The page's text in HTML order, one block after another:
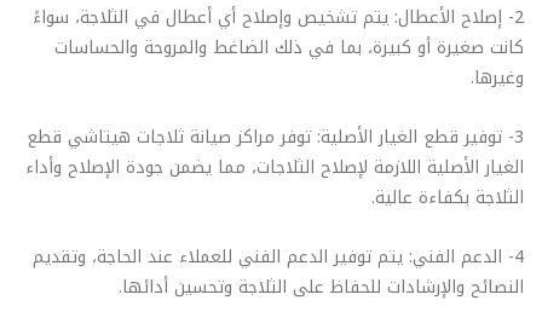
2- إصلاح الأعطال: يتم تشخيص وإصلاح أي أعطال في الثلاجة، سواءً
كانت صغيرة أو كبيرة، بما في ذلك الضاغط والمروحة والحساسات
وغيرها.
3- توفير قطع الغيار الأصلية: توفر مراكز صيانة ثلاجات هيتاشي قطع
الغيار الأصلية اللازمة لإصلاح الثلاجات، مما يضمن جودة الإصلاح وأداء
الثلاجة بكفاءة عالية.
4- الدعم الفني: يتم توفير الدعم الفني للعملاء عند الحاجة، وتقديم
النصائح والإرشادات للحفاظ على الثلاجة وتحسين أدائها.